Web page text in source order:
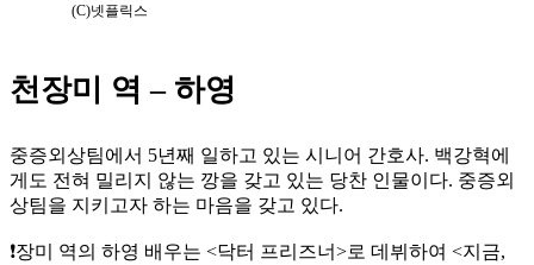
(C)넷플릭스
천장미 역 – 하영
중증외상팀에서 5년째 일하고 있는 시니어 간호사. 백강혁에
게도 전혀 밀리지 않는 깡을 갖고 있는 당찬 인물이다. 중증외
상팀을 지키고자 하는 마음을 갖고 있다.
❗장미 역의 하영 배우는 <닥터 프리즈너>로 데뷔하여 <지금,